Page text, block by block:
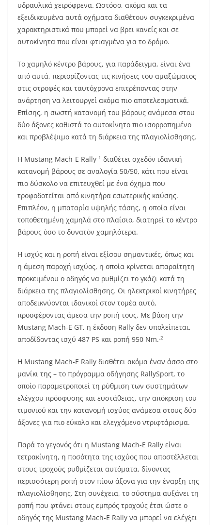
υδραυλικά χειρόφρενα. Ωστόσο, ακόμα και τα
εξειδικευμένα αυτά οχήματα διαθέτουν συγκεκριμένα
χαρακτηριστικά που μπορεί να βρει κανείς και σε
αυτοκίνητα που είναι φτιαγμένα για το δρόμο.
Το χαμηλό κέντρο βάρους, για παράδειγμα, είναι ένα
από αυτά, περιορίζοντας τις κινήσεις του αμαξώματος
στις στροφές και ταυτόχρονα επιτρέποντας στην
ανάρτηση να λειτουργεί ακόμα πιο αποτελεσματικά.
Επίσης, η σωστή κατανομή του βάρους ανάμεσα στου
δύο άξονες καθιστά το αυτοκίνητο πιο ισορροπημένο
και προβλέψιμο κατά τη διάρκεια της πλαγιολίσθησης.
Η Mustang Mach-E Rally 1 διαθέτει σχεδόν ιδανική
κατανομή βάρους σε αναλογία 50/50, κάτι που είναι
πιο δύσκολο να επιτευχθεί με ένα όχημα που
τροφοδοτείται από κινητήρα εσωτερικής καύσης.
Επιπλέον, η μπαταρία υψηλής τάσης, η οποία είναι
τοποθετημένη χαμηλά στο πλαίσιο, διατηρεί το κέντρο
βάρους όσο το δυνατόν χαμηλότερα.
Η ισχύς και η ροπή είναι εξίσου σημαντικές, όπως και
η άμεση παροχή ισχύος, η οποία κρίνεται απαραίτητη
προκειμένου ο οδηγός να ρυθμίζει το γκάζι κατά τη
διάρκεια της πλαγιολίσθησης. Οι ηλεκτρικοί κινητήρες
αποδεικνύονται ιδανικοί στον τομέα αυτό,
προσφέροντας άμεσα την ροπή τους. Με βάση την
Mustang Mach-E GT, η έκδοση Rally δεν υπολείπεται,
αποδίδοντας ισχύ 487 PS και ροπή 950 Nm..2
Η Mustang Mach-E Rally διαθέτει ακόμα έναν άσσο στο
μανίκι της – το πρόγραμμα οδήγησης RallySport, το
οποίο παραμετροποιεί τη ρύθμιση των συστημάτων
ελέγχου πρόσφυσης και ευστάθειας, την απόκριση του
τιμονιού και την κατανομή ισχύος ανάμεσα στους δύο
άξονες για πιο εύκολο και ελεγχόμενο ντριφτάρισμα.
Παρά το γεγονός ότι η Mustang Mach-E Rally είναι
τετρακίνητη, η ποσότητα της ισχύος που αποστέλλεται
στους τροχούς ρυθμίζεται αυτόματα, δίνοντας
περισσότερη ροπή στον πίσω άξονα για την έναρξη της
πλαγιολίσθησης. Στη συνέχεια, το σύστημα αυξάνει τη
ροπή που φτάνει στους εμπρός τροχούς έτσι ώστε ο
οδηγός της Mustang Mach-E Rally να μπορεί να ελέγξει